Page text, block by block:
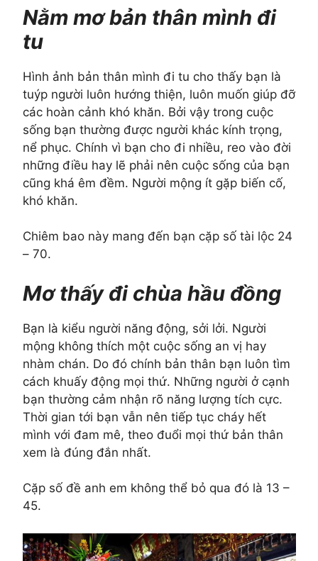
Nằm mơ bản thân mình đi
tu
Hình ảnh bản thân mình đi tu cho thấy bạn là
tuýp người luôn hướng thiện, luôn muốn giúp đỡ
các hoàn cảnh khó khăn. Bởi vậy trong cuộc
sống bạn thường được người khác kính trọng,
nể phục. Chính vì bạn cho đi nhiều, reo vào đời
những điều hay lẽ phải nên cuộc sống của bạn
cũng khá êm đềm. Người mộng ít gặp biến cố,
khó khăn.
Chiêm bao này mang đến bạn cặp số tài lộc 24
– 70.
Mơ thấy đi chùa hầu đồng
Bạn là kiểu người năng động, sởi lởi. Người
mộng không thích một cuộc sống an vị hay
nhàm chán. Do đó chính bản thân bạn luôn tìm
cách khuấy động mọi thứ. Những người ở cạnh
bạn thường cảm nhận rõ năng lượng tích cực.
Thời gian tới bạn vẫn nên tiếp tục cháy hết
mình với đam mê, theo đuổi mọi thứ bản thân
xem là đúng đắn nhất.
Cặp số đề anh em không thể bỏ qua đó là 13 –
45.